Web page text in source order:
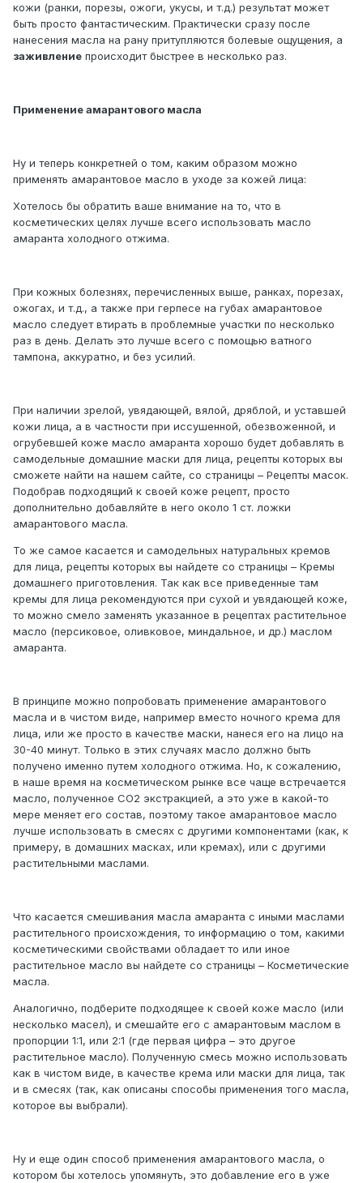
кожи (ранки, порезы, ожоги, укусы, и т.д.) результат может
быть просто фантастическим. Практически сразу после
нанесения масла на рану притупляются болевые ощущения, а
заживление происходит быстрее в несколько раз.
Применение амарантового масла
Ну и теперь конкретней о том, каким образом можно
применять амарантовое масло в уходе за кожей лица:
Хотелось бы обратить ваше внимание на то, что в
косметических целях лучше всего использовать масло
амаранта холодного отжима.
При кожных болезнях, перечисленных выше, ранках, порезах,
ожогах, и т.д., а также при герпесе на губах амарантовое
масло следует втирать в проблемные участки по несколько
раз в день. Делать это лучше всего с помощью ватного
тампона, аккуратно, и без усилий.
При наличии зрелой, увядающей, вялой, дряблой, и уставшей
кожи лица, а в частности при иссушенной, обезвоженной, и
огрубевшей коже масло амаранта хорошо будет добавлять в
самодельные домашние маски для лица, рецепты которых вы
сможете найти на нашем сайте, со страницы – Рецепты масок.
Подобрав подходящий к своей коже рецепт, просто
дополнительно добавляйте в него около 1 ст. ложки
амарантового масла.
То же самое касается и самодельных натуральных кремов
для лица, рецепты которых вы найдете со страницы – Кремы
домашнего приготовления. Так как все приведенные там
кремы для лица рекомендуются при сухой и увядающей коже,
то можно смело заменять указанное в рецептах растительное
масло (персиковое, оливковое, миндальное, и др.) маслом
амаранта.
В принципе можно попробовать применение амарантового
масла и в чистом виде, например вместо ночного крема для
лица, или же просто в качестве маски, нанеся его на лицо на
30-40 минут. Только в этих случаях масло должно быть
получено именно путем холодного отжима. Но, к сожалению,
в наше время на косметическом рынке все чаще встречается
масло, полученное СО2 экстракцией, а это уже в какой-то
мере меняет его состав, поэтому такое амарантовое масло
лучше использовать в смесях с другими компонентами (как, к
примеру, в домашних масках, или кремах), или с другими
растительными маслами.
Что касается смешивания масла амаранта с иными маслами
растительного происхождения, то информацию о том, какими
косметическими свойствами обладает то или иное
растительное масло вы найдете со страницы – Косметические
масла.
Аналогично, подберите подходящее к своей коже масло (или
несколько масел), и смешайте его с амарантовым маслом в
пропорции 1:1, или 2:1 (где первая цифра – это другое
растительное масло). Полученную смесь можно использовать
как в чистом виде, в качестве крема или маски для лица, так
и в смесях (так, как описаны способы применения того масла,
которое вы выбрали).
Ну и еще один способ применения амарантового масла, о
котором бы хотелось упомянуть, это добавление его в уже